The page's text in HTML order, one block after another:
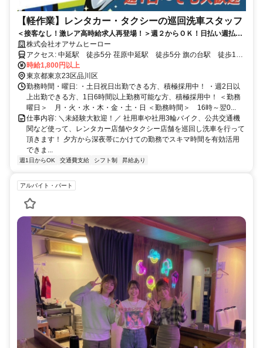
【軽作業】レンタカー・タクシーの巡回洗車スタッフ
＜接客なし！激レア高時給求人再登場！＞週２からＯＫ！日払い週払い
可！高時給でスキマ時間を有効活用◎水を使わないカンタン洗車♪
株式会社オアサムヒーロー
アクセス: 中延駅 徒歩5分 荏原中延駅 徒歩5分 旗の台駅 徒歩12
分/車7分/自転車3分 戸越駅 徒歩15分/車4分/自転車6分 大井町駅 徒
歩30分/車9分/自転車12分 西馬込駅 徒歩30分/車6分/自転車9分 長原
駅 徒歩23分/車8分/自転車6分 ＜車・バイク・自転車通勤可！駐車
場、駐輪場完備！＞
時給1,800円以上
東京都東京23区品川区
勤務時間・曜日: ・土日祝日出勤できる方、積極採用中！ ・週2日以
上出勤できる方、1日6時間以上勤務可能な方、積極採用中！ ＜勤務
曜日＞ 月・火・水・木・金・土・日 ＜勤務時間＞ 16時～翌0...
仕事内容: ＼未経験大歓迎！／ 社用車や社用3輪バイク、公共交通機
関など使って、レンタカー店舗やタクシー店舗を巡回し洗車を行って
頂きます！ 夕方から深夜帯にかけての勤務でスキマ時間を有効活用
できま...
週1日からOK 交通費支給 シフト制 昇給あり
アルバイト・パート